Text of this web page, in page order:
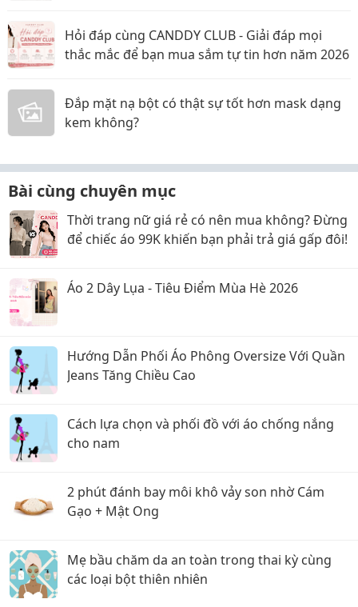
Hỏi đáp cùng CANDDY CLUB - Giải đáp mọi
thắc mắc để bạn mua sắm tự tin hơn năm 2026
Đắp mặt nạ bột có thật sự tốt hơn mask dạng
kem không?
Bài cùng chuyên mục
Thời trang nữ giá rẻ có nên mua không? Đừng
để chiếc áo 99K khiến bạn phải trả giá gấp đôi!
Áo 2 Dây Lụa - Tiêu Điểm Mùa Hè 2026
Hướng Dẫn Phối Áo Phông Oversize Với Quần
Jeans Tăng Chiều Cao
Cách lựa chọn và phối đồ với áo chống nắng
cho nam
2 phút đánh bay môi khô vảy son nhờ Cám
Gạo + Mật Ong
Mẹ bầu chăm da an toàn trong thai kỳ cùng
các loại bột thiên nhiên